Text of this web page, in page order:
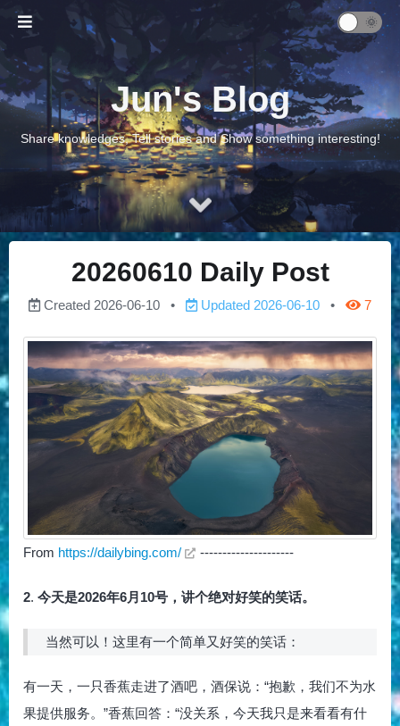
Jun's Blog
Share knowledges, Tell stories and Show something interesting!
20260610 Daily Post
Created 2026-06-10 Updated 2026-06-10 7
From https://dailybing.com/ ---------------------
2. 今天是2026年6月10号，讲个绝对好笑的笑话。
当然可以！这里有一个简单又好笑的笑话：
有一天，一只香蕉走进了酒吧，酒保说：“抱歉，我们不为水
果提供服务。”香蕉回答：“没关系，今天我只是来看看有什